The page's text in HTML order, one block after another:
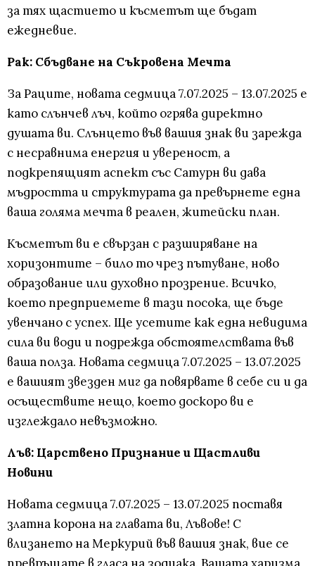
за тях щастието и късметът ще бъдат
ежедневие.
Рак: Сбъдване на Съкровена Мечта
За Раците, новата седмица 7.07.2025 – 13.07.2025 е
като слънчев лъч, който огрява директно
душата ви. Слънцето във вашия знак ви зарежда
с несравнима енергия и увереност, а
подкрепящият аспект със Сатурн ви дава
мъдростта и структурата да превърнете една
ваша голяма мечта в реален, житейски план.
Късметът ви е свързан с разширяване на
хоризонтите – било то чрез пътуване, ново
образование или духовно прозрение. Всичко,
което предприемете в тази посока, ще бъде
увенчано с успех. Ще усетите как една невидима
сила ви води и подрежда обстоятелствата във
ваша полза. Новата седмица 7.07.2025 – 13.07.2025
е вашият звезден миг да повярвате в себе си и да
осъществите нещо, което доскоро ви е
изглеждало невъзможно.
Лъв: Царствено Признание и Щастливи
Новини
Новата седмица 7.07.2025 – 13.07.2025 поставя
златна корона на главата ви, Лъвове! С
влизането на Меркурий във вашия знак, вие се